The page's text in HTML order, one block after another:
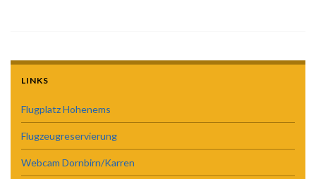
LINKS
Flugplatz Hohenems
Flugzeugreservierung
Webcam Dornbirn/Karren